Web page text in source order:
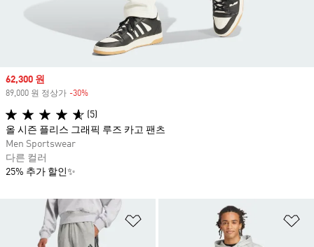
위시리스트 담기
Sale price
62,300 원
89,000 원 정상가 -30%
(5)
올 시즌 플리스 그래픽 루즈 카고 팬츠
Men Sportswear
다른 컬러
25% 추가 할인✨